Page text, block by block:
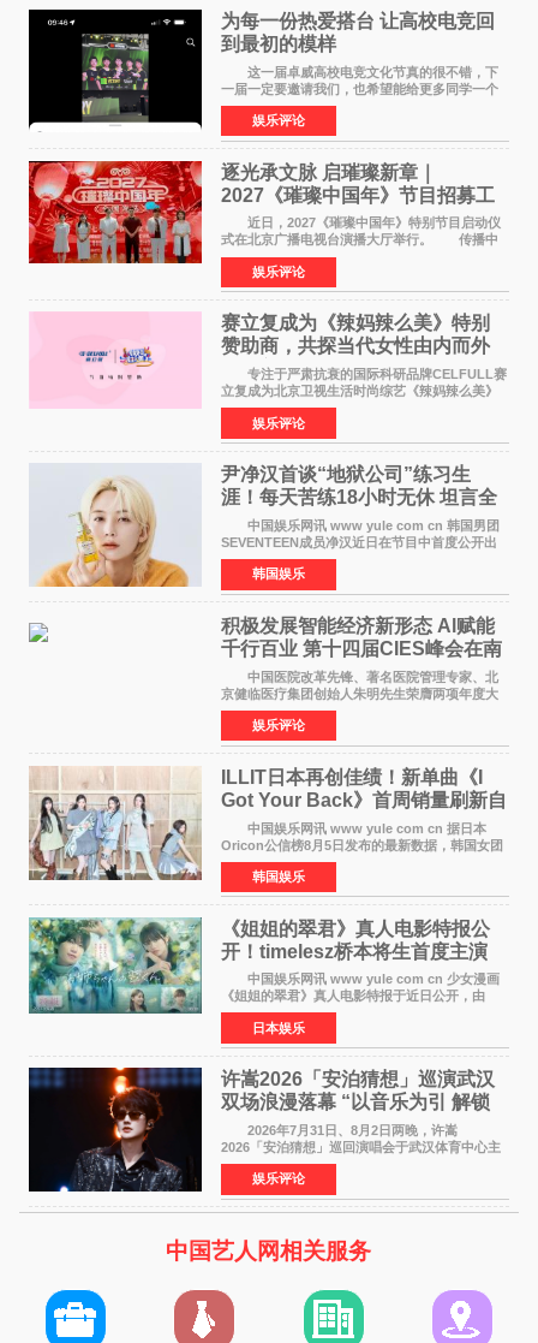
为每一份热爱搭台 让高校电竞回
到最初的模样
这一届卓威高校电竞文化节真的很不错，下
一届一定要邀请我们，也希望能给更多同学一个
来到现场的机会。 2026卓威高校电竞文化节
已经落下帷幕，在活动结束后，仍有不少高校电
竞社负责人和现
娱乐评论
逐光承文脉 启璀璨新章｜
2027《璀璨中国年》节目招募工
作圆满启动
近日，2027《璀璨中国年》特别节目启动仪
式在北京广播电视台演播大厅举行。 传播中
华优秀传统文化，弘扬纯正国风艺术，打造高规
格、高质感、正能量的文艺盛典，是璀璨中国年
矢志不渝的初心
娱乐评论
赛立复成为《辣妈辣么美》特别
赞助商，共探当代女性由内而外
活力美
专注于严肃抗衰的国际科研品牌CELFULL赛
立复成为北京卫视生活时尚综艺《辣妈辣么美》
的特别赞助商,明星辣妈袁咏仪倾情参与，向广大
都市女性传递健康生活新主张，寄语当代女性在
家庭与自我之间
娱乐评论
尹净汉首谈“地狱公司”练习生
涯！每天苦练18小时无休 坦言全
靠成员撑过来
中国娱乐网讯 www yule com cn 韩国男团
SEVENTEEN成员净汉近日在节目中首度公开出
道前的残酷练习生经历，并提及经纪公司Pledis
娱乐，引发广泛关注。 在8月2日播出的日本
TBS综艺节目《周
韩国娱乐
积极发展智能经济新形态 Al赋能
千行百业 第十四届CIES峰会在南
京盛大召开
中国医院改革先锋、著名医院管理专家、北
京健临医疗集团创始人朱明先生荣膺两项年度大
奖 2026年7月31日，盛夏金陵，长江之畔，
以重落地·真务实·强链接为主题的2026&lsquo;人
工智能+&rsquo
娱乐评论
ILLIT日本再创佳绩！新单曲《I
Got Your Back》首周销量刷新自
身纪录
中国娱乐网讯 www yule com cn 据日本
Oricon公信榜8月5日发布的最新数据，韩国女团
ILLIT在日本发行的第二张单曲《I Got Your
Back》首周销量达到71,009张，成功跻身最新一
期周单曲排行
韩国娱乐
《姐姐的翠君》真人电影特报公
开！timelesz桥本将生首度主演
12月4日上映
中国娱乐网讯 www yule com cn 少女漫画
《姐姐的翠君》真人电影特报于近日公开，由
timelesz成员桥本将生担任主演，这也是他首次
担任电影主演，引发高度关注。 女高中生咲
苗翠（中岛瑠菜
日本娱乐
许嵩2026「安泊猜想」巡演武汉
双场浪漫落幕 “以音乐为引 解锁
江城记忆”
2026年7月31日、8月2日两晚，许嵩
2026「安泊猜想」巡回演唱会于武汉体育中心主
体育场盛大开唱。许嵩与数万歌迷在此相聚，从
浪漫惬意的舞台设计到充满诚意与惊喜的现场互
动，共同开启了一场关于
娱乐评论
中国艺人网相关服务